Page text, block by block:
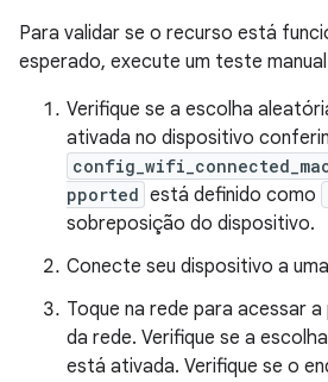
Para validar se o recurso está
esperado, execute um teste
Verifique se a escolha
ativada no dispositivo
pported está definido como
sobreposição do dispositivo.
Conecte seu dispositivo a
Toque na rede para acessar
da rede. Verifique se a
está ativada. Verifique se o